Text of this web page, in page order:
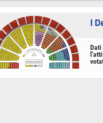
I
Dati